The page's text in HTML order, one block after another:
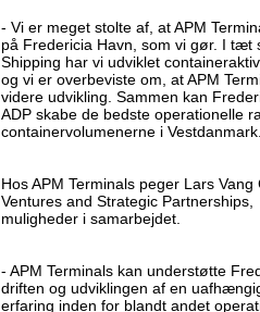
- Vi er meget stolte af, at APM
på Fredericia Havn, som vi gør. I tæt
Shipping har vi udviklet
og vi er overbeviste om, at APM
videre udvikling. Sammen kan
ADP skabe de bedste operationelle
containervolumenerne i
Hos APM Terminals peger Lars
Ventures and Strategic
muligheder i samarbejdet.
- APM Terminals kan understøtte
driften og udviklingen af en
erfaring inden for blandt andet